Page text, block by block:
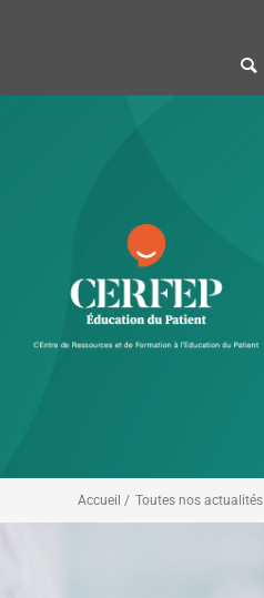
Accueil / Toutes nos actualités